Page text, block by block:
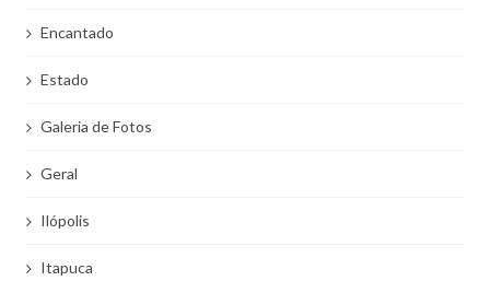
Encantado
Estado
Galeria de Fotos
Geral
Ilópolis
Itapuca